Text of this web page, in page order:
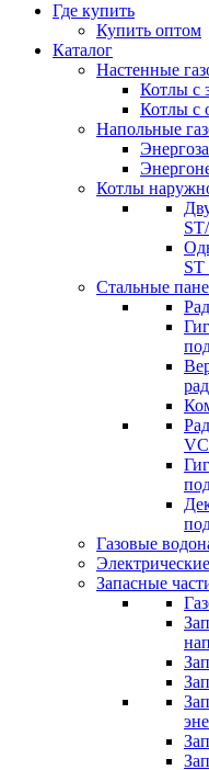
Где купить
Купить оптом
Каталог
Настенные
Котлы с
Котлы с
Напольные
Котлы
ST
Стальные
VC
Газовые
Запасные